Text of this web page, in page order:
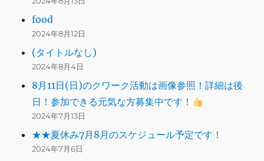
food
2024年8月12日
(タイトルなし)
2024年8月4日
8月11日(日)のクワーク活動は画像参照！詳細は後
日！参加できる元気な方募集中です！
2024年7月13日
★★夏休み7月8月のスケジュール予定です！
2024年7月6日